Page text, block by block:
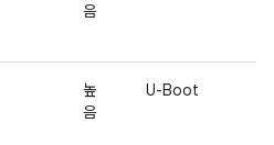
음
높
음
U-Boot